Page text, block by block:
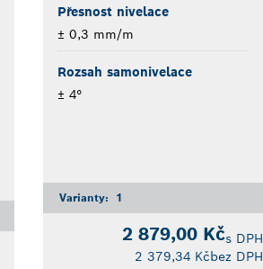
Přesnost nivelace
± 0,3 mm/m
Rozsah samonivelace
± 4°
Varianty: 1
2 879,00 Kčs DPH
2 379,34 Kčbez DPH